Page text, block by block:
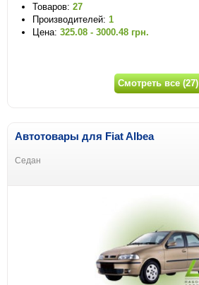
Товаров: 27
Производителей: 1
Цена: 325.08 - 3000.48 грн.
Смотреть все (27)
Автотовары для Fiat Albea
Седан